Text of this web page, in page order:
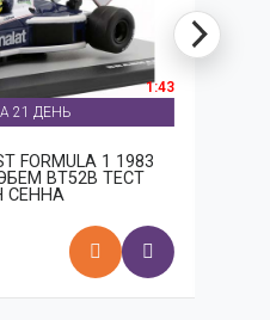
1:43
21 ДЕНЬ
FORMULA 1 1983
BT52B ТЕСТ
СЕННА